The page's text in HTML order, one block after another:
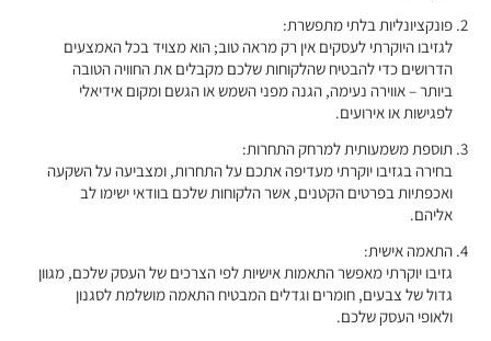
פונקציונליות בלתי מתפשרת:
לגזיבו היוקרתי לעסקים אין רק מראה טוב; הוא מצויד בכל האמצעים
הדרושים כדי להבטיח שהלקוחות שלכם מקבלים את החוויה הטובה
ביותר – אווירה נעימה, הגנה מפני השמש או הגשם ומקום אידיאלי
לפגישות או אירועים.
תוספת משמעותית למרחק התחרות:
בחירה בגזיבו יוקרתי מעדיפה אתכם על התחרות, ומצביעה על השקעה
ואכפתיות בפרטים הקטנים, אשר הלקוחות שלכם בוודאי ישימו לב
אליהם.
התאמה אישית:
גזיבו יוקרתי מאפשר התאמות אישיות לפי הצרכים של העסק שלכם, מגוון
גדול של צבעים, חומרים וגדלים המבטיח התאמה מושלמת לסגנון
ולאופי העסק שלכם.